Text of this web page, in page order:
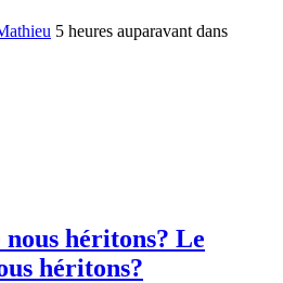
5 heures auparavant dans
héritons? Le
héritons?